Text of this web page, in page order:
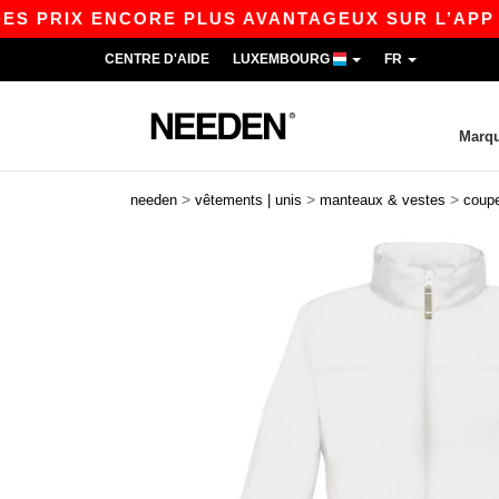
PLUS AVANTAGEUX SUR L’APP ! |
CENTRE D'AIDE LUXEMBOURG FR
needen > vêtements | unis > manteaux & vestes >